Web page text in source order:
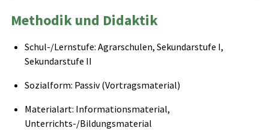
Methodik und Didaktik
Schul-/Lernstufe: Agrarschulen, Sekundarstufe I,
Sekundarstufe II
Sozialform: Passiv (Vortragsmaterial)
Materialart: Informationsmaterial,
Unterrichts-/Bildungsmaterial